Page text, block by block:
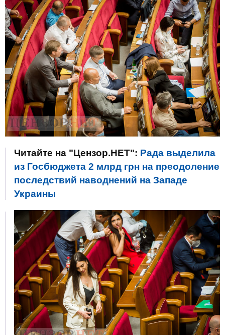
Читайте на "Цензор.НЕТ": Рада выделила
из Госбюджета 2 млрд грн на преодоление
последствий наводнений на Западе
Украины